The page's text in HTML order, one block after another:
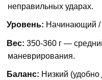
неправильных ударах.
Уровень: Начинающий /
Вес: 350-360 г —
маневрирования.
Баланс: Низкий